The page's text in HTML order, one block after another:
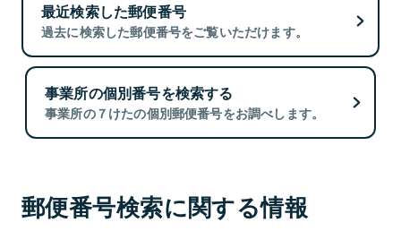
最近検索した郵便番号
過去に検索した郵便番号をご覧いただけます。
事業所の個別番号を検索する
事業所の７けたの個別郵便番号をお調べします。
郵便番号検索に関する情報